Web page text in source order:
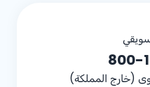
800-
(خارج المملكة)